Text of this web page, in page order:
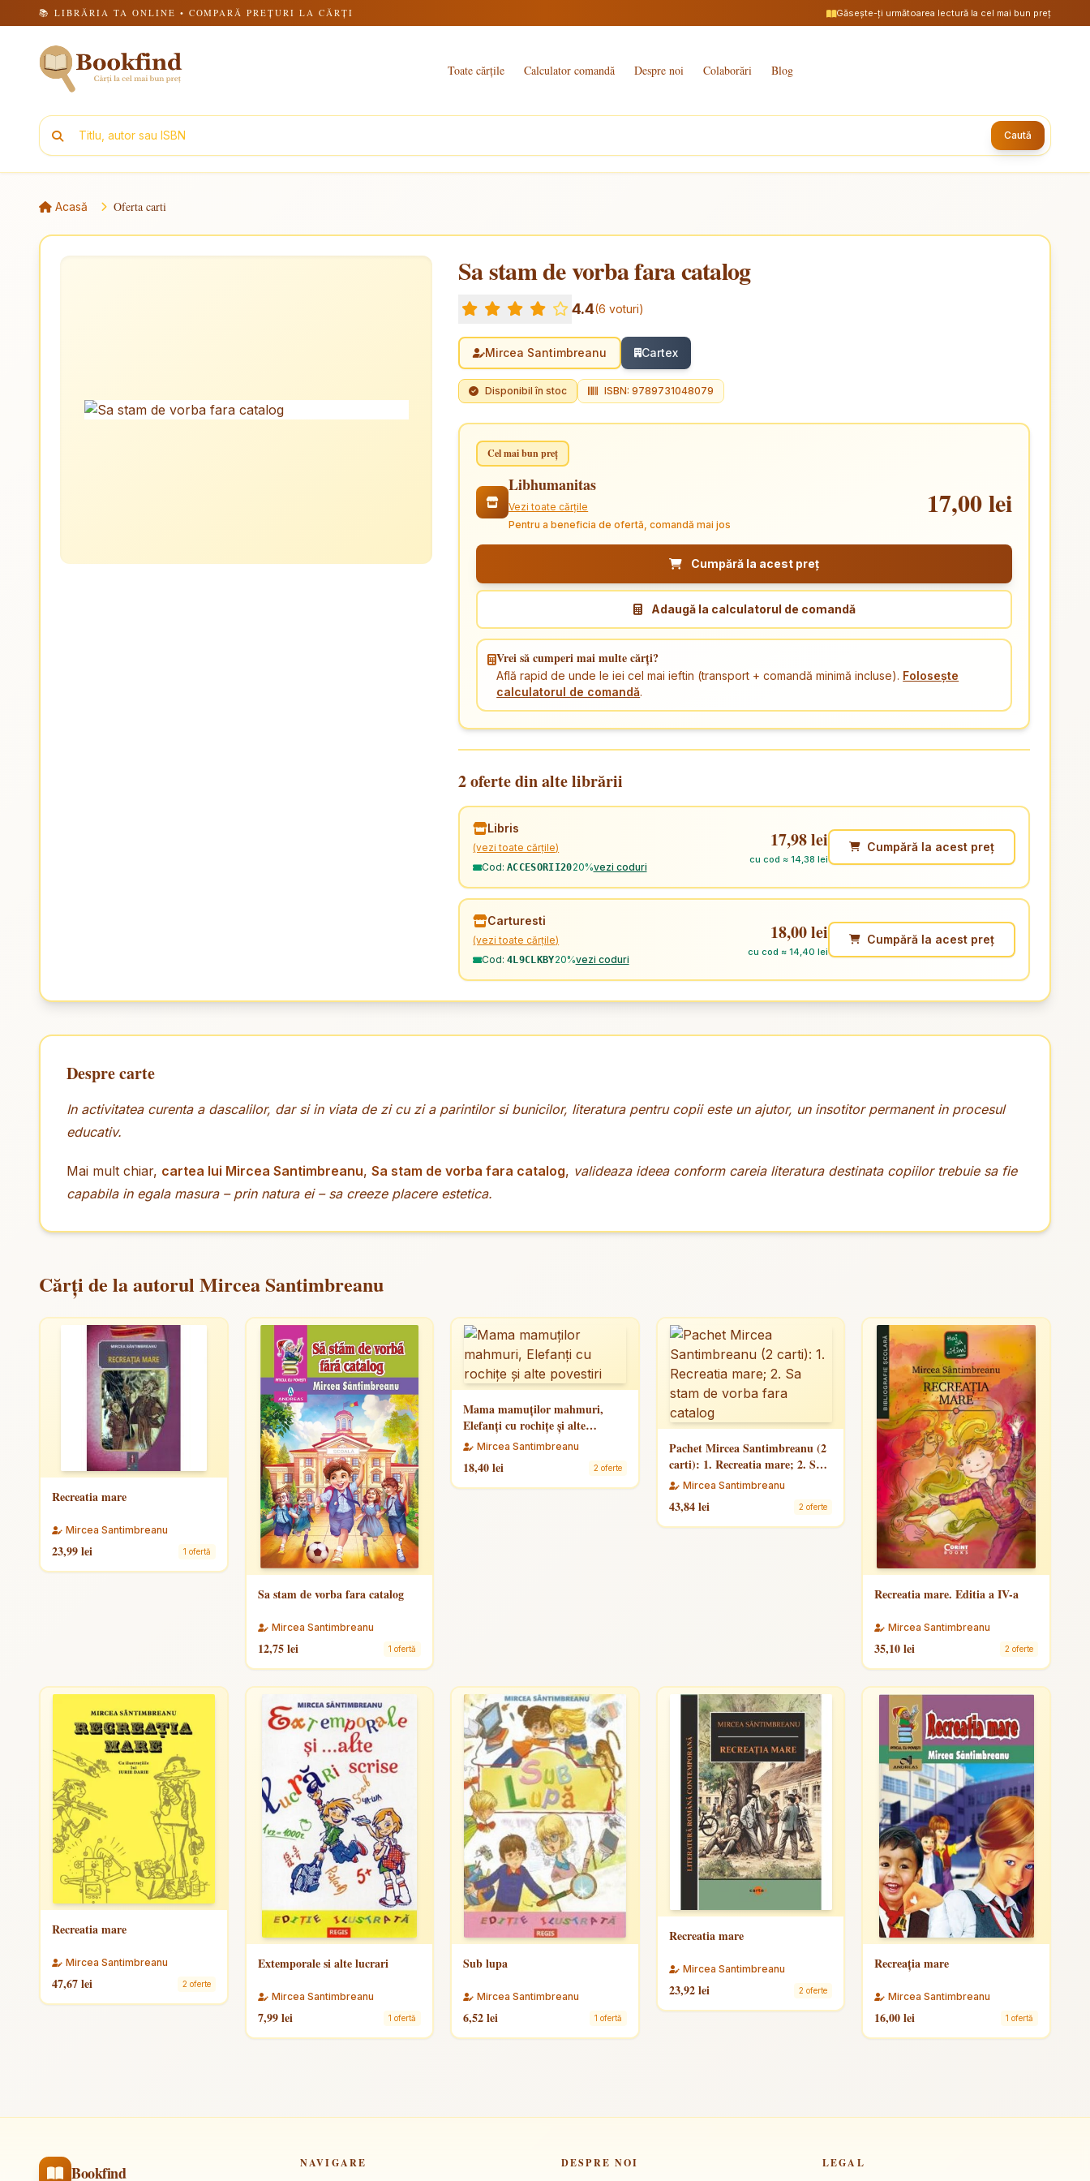
📚 LIBRĂRIA TA ONLINE • COMPARĂ PREȚURI LA CĂRȚI Găsește-ți următoarea lectură la cel mai bun preț
Toate cărțile Calculator comandă Despre noi Colaborări Blog
Caută
Acasă Oferta carti
Sa stam de vorba fara catalog
4.4(6 voturi)
Mircea Santimbreanu Cartex
Disponibil în stoc ISBN: 9789731048079
Cel mai bun preț
Libhumanitas
Vezi toate cărțile
Pentru a beneficia de ofertă, comandă mai jos
17,00 lei
Cumpără la acest preț
Adaugă la calculatorul de comandă
Vrei să cumperi mai multe cărți?
Află rapid de unde le iei cel mai ieftin (transport + comandă minimă incluse). Folosește
calculatorul de comandă.
2 oferte din alte librării
Libris
(vezi toate cărțile)
Cod:ACCESORII2020%vezi coduri
17,98 lei
cu cod ≈ 14,38 lei
Cumpără la acest preț
Carturesti
(vezi toate cărțile)
Cod:4L9CLKBY20%vezi coduri
18,00 lei
cu cod ≈ 14,40 lei
Cumpără la acest preț
Despre carte
In activitatea curenta a dascalilor, dar si in viata de zi cu zi a parintilor si bunicilor, literatura pentru copii este un ajutor, un insotitor permanent in procesul
educativ.
Mai mult chiar, cartea lui Mircea Santimbreanu, Sa stam de vorba fara catalog, valideaza ideea conform careia literatura destinata copiilor trebuie sa fie
capabila in egala masura – prin natura ei – sa creeze placere estetica.
Cărți de la autorul Mircea Santimbreanu
Recreatia mare
Mircea Santimbreanu
23,99 lei 1 ofertă
Sa stam de vorba fara catalog
Mircea Santimbreanu
12,75 lei 1 ofertă
Mama mamuților mahmuri,
Elefanți cu rochițe și alte
povestiri
Mircea Santimbreanu
18,40 lei 2 oferte
Pachet Mircea Santimbreanu (2
carti): 1. Recreatia mare; 2. Sa
stam de vorba fara catalog
Mircea Santimbreanu
43,84 lei 2 oferte
Recreatia mare. Editia a IV-a
Mircea Santimbreanu
35,10 lei 2 oferte
Recreatia mare
Mircea Santimbreanu
47,67 lei 2 oferte
Extemporale si alte lucrari
Mircea Santimbreanu
7,99 lei 1 ofertă
Sub lupa
Mircea Santimbreanu
6,52 lei 1 ofertă
Recreatia mare
Mircea Santimbreanu
23,92 lei 2 oferte
Recreaţia mare
Mircea Santimbreanu
16,00 lei 1 ofertă
Bookfind
NAVIGARE
DESPRE NOI
LEGAL